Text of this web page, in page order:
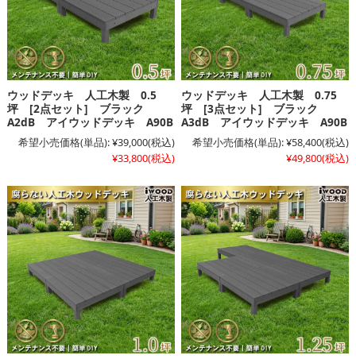
ウッドデッキ 人工木製 0.5
坪 [2点セット] ブラック
A2dB アイウッドデッキ A90B
希望小売価格(単品):¥39,000(税込)
¥33,800(税込)
ウッドデッキ 人工木製 0.75
坪 [3点セット] ブラック
A3dB アイウッドデッキ A90B
希望小売価格(単品):¥58,400(税込)
¥49,800(税込)